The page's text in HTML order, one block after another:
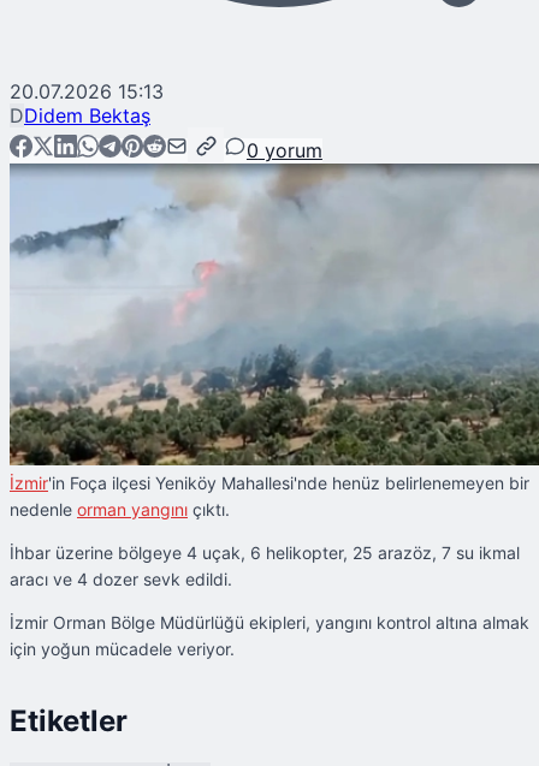
20.07.2026 15:13
DDidem Bektaş
0 yorum
İzmir'in Foça ilçesi Yeniköy Mahallesi'nde henüz belirlenemeyen bir
nedenle orman yangını çıktı.
İhbar üzerine bölgeye 4 uçak, 6 helikopter, 25 arazöz, 7 su ikmal
aracı ve 4 dozer sevk edildi.
İzmir Orman Bölge Müdürlüğü ekipleri, yangını kontrol altına almak
için yoğun mücadele veriyor.
Etiketler